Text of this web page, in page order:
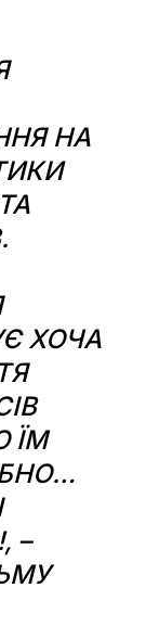
НА
ХОЧА
ЇМ
–